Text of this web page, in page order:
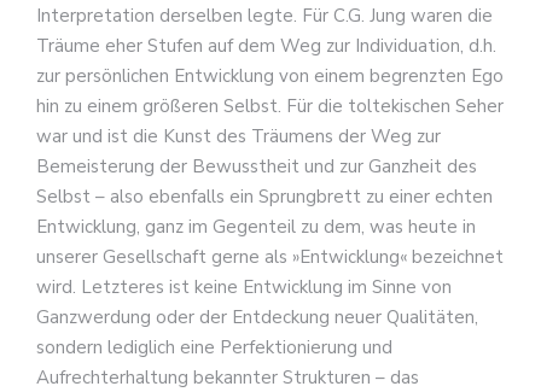
Interpretation derselben legte. Für C.G. Jung waren die
Träume eher Stufen auf dem Weg zur Individuation, d.h.
zur persönlichen Entwicklung von einem begrenzten Ego
hin zu einem größeren Selbst. Für die toltekischen Seher
war und ist die Kunst des Träumens der Weg zur
Bemeisterung der Bewusstheit und zur Ganzheit des
Selbst – also ebenfalls ein Sprungbrett zu einer echten
Entwicklung, ganz im Gegenteil zu dem, was heute in
unserer Gesellschaft gerne als »Entwicklung« bezeichnet
wird. Letzteres ist keine Entwicklung im Sinne von
Ganzwerdung oder der Entdeckung neuer Qualitäten,
sondern lediglich eine Perfektionierung und
Aufrechterhaltung bekannter Strukturen – das